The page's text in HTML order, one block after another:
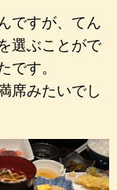
ですが、てん
選ぶことがで
です。
席みたいでし